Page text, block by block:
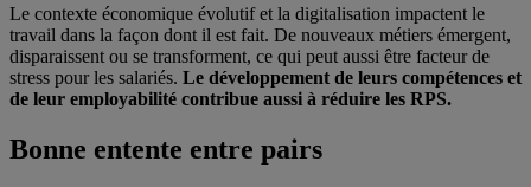
Le contexte économique évolutif et la digitalisation impactent le
travail dans la façon dont il est fait. De nouveaux métiers émergent,
disparaissent ou se transforment, ce qui peut aussi être facteur de
stress pour les salariés. Le développement de leurs compétences et
de leur employabilité contribue aussi à réduire les RPS.
Bonne entente entre pairs